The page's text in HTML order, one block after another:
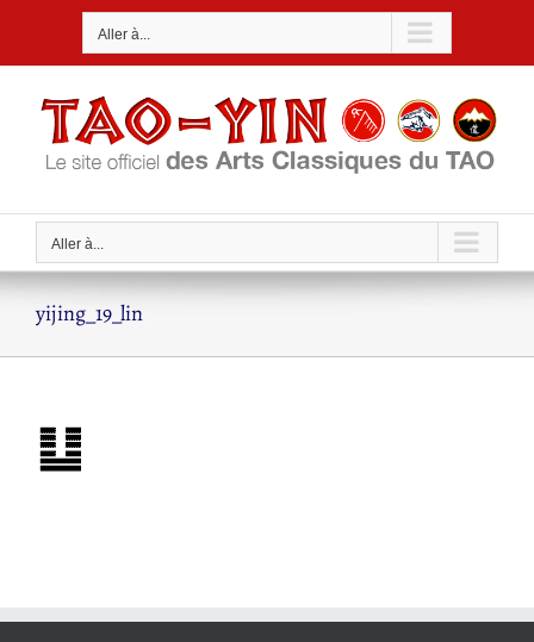
Aller à...
Aller à...
yijing_19_lin